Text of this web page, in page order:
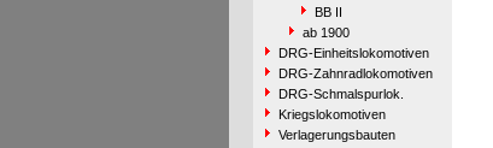
BB II
ab 1900
DRG-Einheitslokomotiven
DRG-Zahnradlokomotiven
DRG-Schmalspurlok.
Kriegslokomotiven
Verlagerungsbauten